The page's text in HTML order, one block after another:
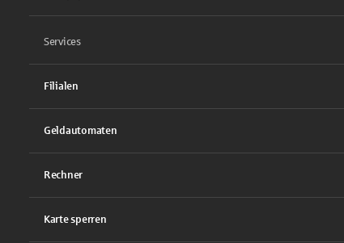
Services
Filialen
Geldautomaten
Rechner
Karte sperren